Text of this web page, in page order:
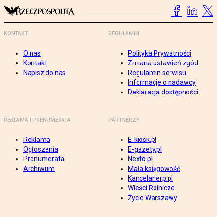
KONTAKT
O nas
Kontakt
Napisz do nas
REGULAMIN
Polityka Prywatności
Zmiana ustawień zgód
Regulamin serwisu
Informacje o nadawcy
Deklaracja dostępności
REKLAMA I PRENUMERATA
Reklama
Ogłoszenia
Prenumerata
Archiwum
PARTNERZY
E-kiosk.pl
E-gazety.pl
Nexto.pl
Mała księgowość
Kancelarierp.pl
Wieści Rolnicze
Życie Warszawy